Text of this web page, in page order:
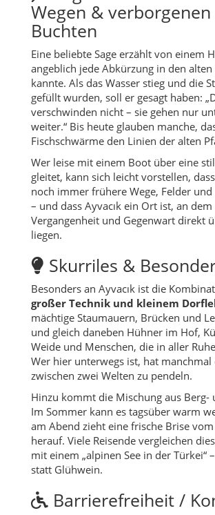
Wegen & verborgenen
Buchten
Eine beliebte Sage erzählt von einem
angeblich jede Abkürzung in den alten
kannte. Als das Wasser stieg und die
gefüllt wurden, soll er gesagt haben:
verschwinden nicht – sie gehen nur
weiter.“ Bis heute glauben manche,
Fischschwärme den Linien der alten
Wer leise mit einem Boot über eine
gleitet, kann sich leicht vorstellen,
noch immer frühere Wege, Felder und
– und dass Ayvacık ein Ort ist, an dem
Vergangenheit und Gegenwart direkt
liegen.
Skurriles &
Besonders an Ayvacık ist die
großer Technik und kleinem
mächtige Staumauern, Brücken und
und gleich daneben Hühner im Hof,
Weide und Menschen, die in aller
Wer hier unterwegs ist, hat manchmal
zwischen zwei Welten zu pendeln.
Hinzu kommt die Mischung aus Berg-
Im Sommer kann es tagsüber warm
am Abend zieht eine frische Brise vom
herauf. Viele Reisende vergleichen
mit einem „alpinen See in der Türkei“
statt Glühwein.
Barrierefreiheit /